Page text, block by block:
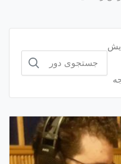
برای: